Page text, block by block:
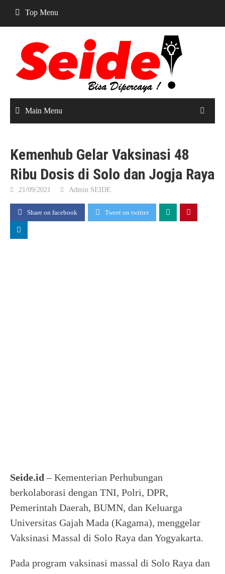
content
Top Menu
Main Menu
Kemenhub Gelar Vaksinasi 48
Ribu Dosis di Solo dan Jogja Raya
21/09/2021 Admin SEIDE
Share on facebook Tweet on twitter
Seide.id – Kementerian Perhubungan
berkolaborasi dengan TNI, Polri, DPR,
Pemerintah Daerah, BUMN, dan Keluarga
Universitas Gajah Mada (Kagama), menggelar
Vaksinasi Massal di Solo Raya dan Yogyakarta.
Pada program vaksinasi massal di Solo Raya dan